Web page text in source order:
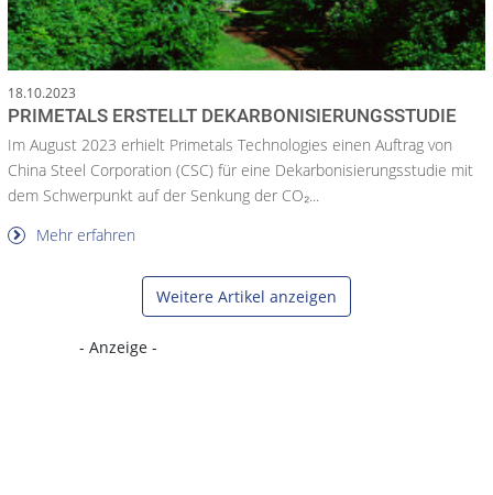
18.10.2023
PRIMETALS ERSTELLT DEKARBONISIERUNGSSTUDIE
Im August 2023 erhielt Primetals Technologies einen Auftrag von
China Steel Corporation (CSC) für eine Dekarbonisierungsstudie mit
dem Schwerpunkt auf der Senkung der CO₂...
Mehr erfahren
Weitere Artikel anzeigen
- Anzeige -